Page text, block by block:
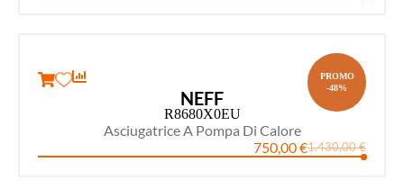
PROMO
-48%
NEFF
R8680X0EU
Asciugatrice A Pompa Di Calore
1.430,00€
750,00€